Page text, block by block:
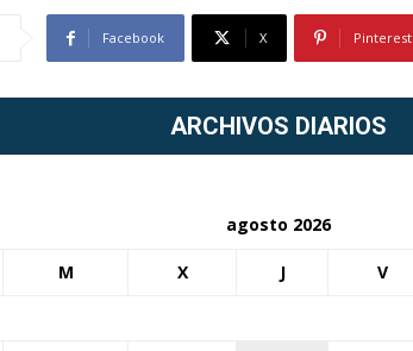
Facebook X Pinterest
ARCHIVOS DIARIOS
agosto 2026
M X J V